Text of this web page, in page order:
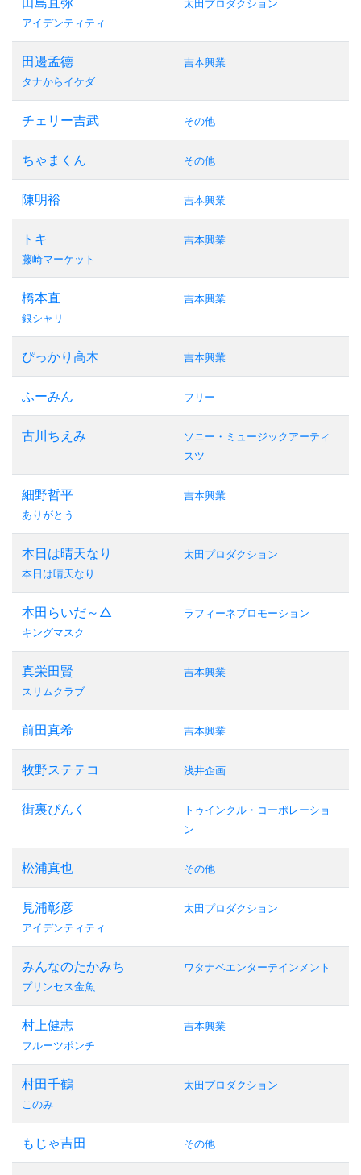
アイデンティティ
太田プロダクション
田邊孟德
タナからイケダ
吉本興業
チェリー吉武 その他
ちゃまくん その他
陳明裕 吉本興業
トキ
藤崎マーケット
吉本興業
橋本直
銀シャリ
吉本興業
ぴっかり高木 吉本興業
ふーみん フリー
古川ちえみ
ソニー・ミュージックアーティ
スツ
細野哲平
ありがとう
吉本興業
本日は晴天なり
本日は晴天なり
太田プロダクション
本田らいだ～△
キングマスク
ラフィーネプロモーション
真栄田賢
スリムクラブ
吉本興業
前田真希 吉本興業
牧野ステテコ 浅井企画
街裏ぴんく
トゥインクル・コーポレーショ
ン
松浦真也 その他
見浦彰彦
アイデンティティ
太田プロダクション
みんなのたかみち
プリンセス金魚
ワタナベエンターテインメント
村上健志
フルーツポンチ
吉本興業
村田千鶴
このみ
太田プロダクション
もじゃ吉田 その他